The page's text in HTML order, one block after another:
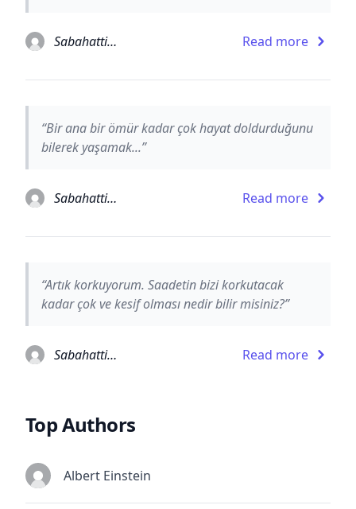
Sabahattin Ali Read more
“Bir ana bir ömür kadar çok hayat doldurduğunu
bilerek yaşamak...”
Sabahattin Ali Read more
“Artık korkuyorum. Saadetin bizi korkutacak
kadar çok ve kesif olması nedir bilir misiniz?”
Sabahattin Ali Read more
Top Authors
Albert Einstein